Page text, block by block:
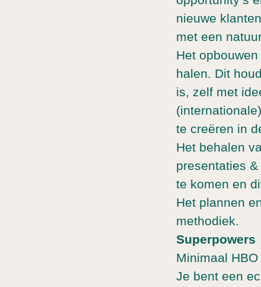
nieuwe
met een
Het
halen. Dit
is, zelf met
te creëren in
Het behalen
presentaties
te komen en
Het plannen
methodiek.
Superpowers
Minimaal
Je bent een